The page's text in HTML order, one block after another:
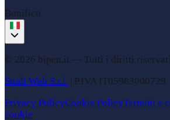
Bonifico
© 2026 bipen.it — Tutti i diritti riservati
Studi Web S.r.l. | P.IVA IT05983000729
Privacy PolicyCookie PolicyTermini e
cookie